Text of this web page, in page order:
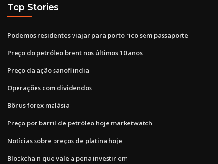
Top Stories
Podemos residentes viajar para porto rico sem passaporte
Preço do petróleo brent nos últimos 10 anos
Preço da ação sanofi india
Operações com dividendos
Bônus forex malásia
Preço por barril de petróleo hoje marketwatch
Notícias sobre preços de platina hoje
Blockchain que vale a pena investir em